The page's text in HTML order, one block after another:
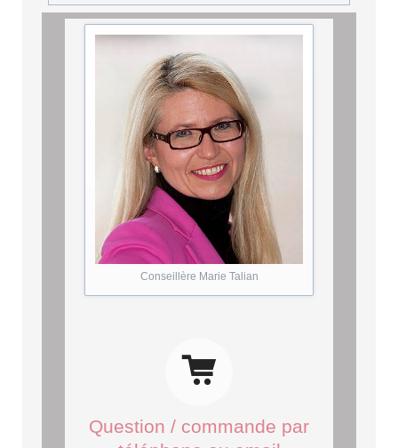
Conseillère Marie Talian
Question / commande par